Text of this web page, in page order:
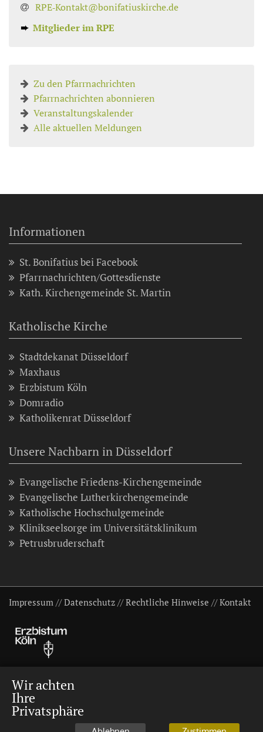
RPE‑Kontakt@bonifatiuskirche.de
➨ Mitglieder im RPE
Zu den Pfarrnachrichten
Pfarrnachrichten abonnieren
Veranstaltungskalender
Alle aktuellen Meldungen
Informationen
St. Bonifatius bei Facebook
Pfarrnachrichten/Gottesdienste
Kath. Kirchengemeinde St. Martin
Katholische Kirche
Stadtdekanat Düsseldorf
Maxhaus
Erzbistum Köln
Domradio
Katholikenrat Düsseldorf
Unsere Nachbarn in Düsseldorf
Evangelische Friedens-Kirchengemeinde
Evangelische Lutherkirchengemeinde
Katholische Hochschulgemeinde
Klinikseelsorge im Universitätsklinikum
Petrusbruderschaft
Impressum //Datenschutz //Rechtliche Hinweise //Kontakt
Wir achten
Ihre
Privatsphäre